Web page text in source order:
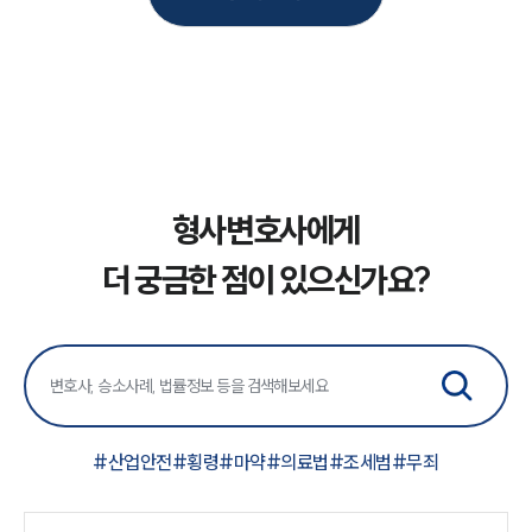
형사변호사에게
더 궁금한 점이 있으신가요?
#산업안전#횡령#마약#의료법#조세범#무죄